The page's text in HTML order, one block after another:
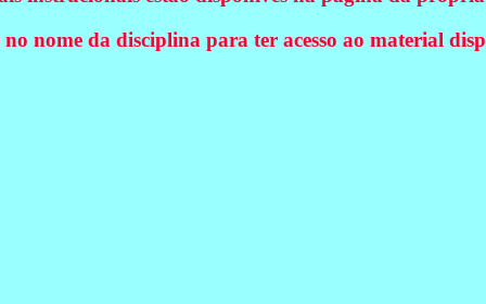
no nome da disciplina para ter acesso ao material